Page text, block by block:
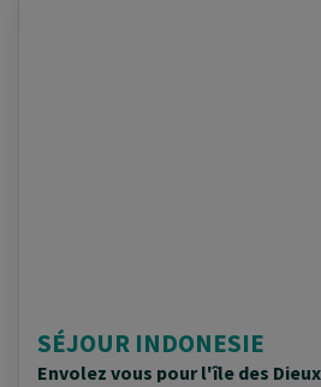
SÉJOUR INDONESIE
Envolez vous pour l'île des